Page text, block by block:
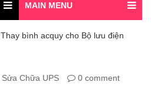
MAIN MENU
Thay bình acquy cho Bộ lưu điện
Sửa Chữa UPS
0 comment